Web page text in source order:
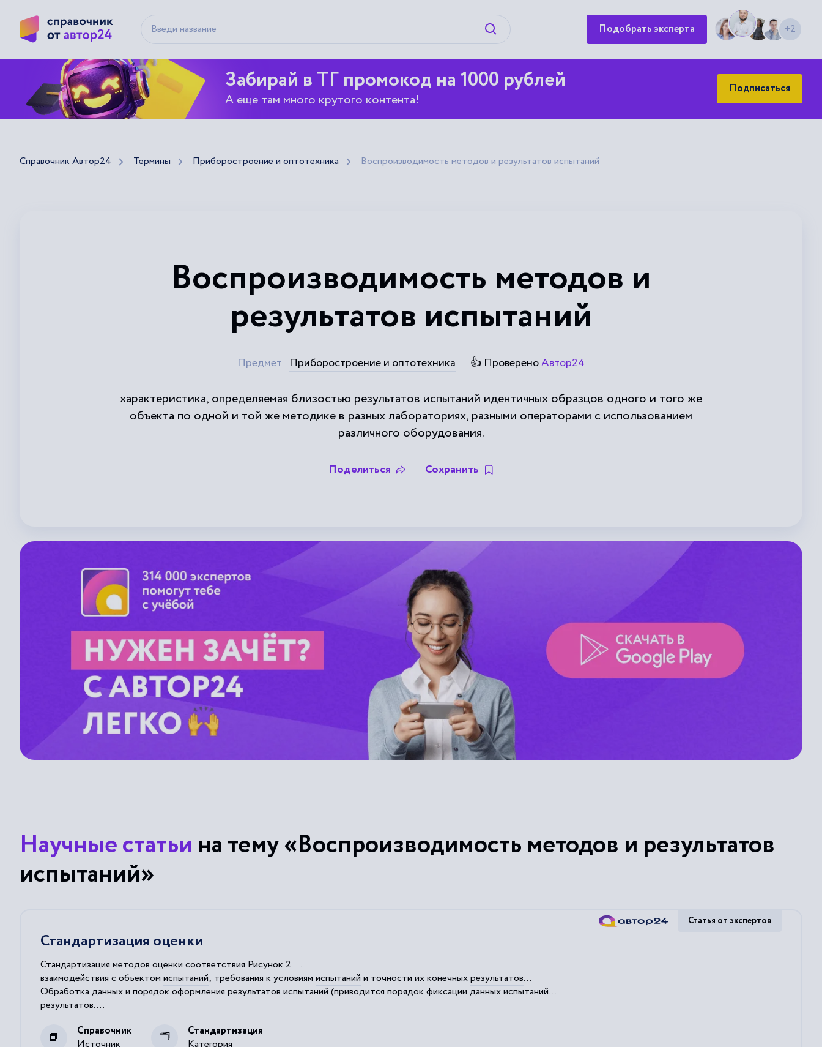
Искать Подобрать эксперта +2
Забирай в ТГ промокод на 1000 рублей
А еще там много крутого контента!
Подписаться
Справочник Автор24 Термины Приборостроение и оптотехника Воспроизводимость методов и результатов испытаний
Воспроизводимость методов и
результатов испытаний
Предмет Приборостроение и оптотехника 👍 ПровереноАвтор24
характеристика, определяемая близостью результатов испытаний идентичных образцов одного и того же
объекта по одной и той же методике в разных лабораториях, разными операторами с использованием
различного оборудования.
Поделиться Сохранить
Научные статьи на тему «Воспроизводимость методов и результатов
испытаний»
Стандартизация оценки
Стандартизация методов оценки соответствия Рисунок 2....
взаимодействия с объектом испытаний; требования к условиям испытаний и точности их конечныхрезультатов...
Обработка данных и порядок оформления результатов испытаний (приводится порядок фиксации данныхиспытаний...
результатов....
Источник
Справочник
Категория
Стандартизация
Статья от экспертов